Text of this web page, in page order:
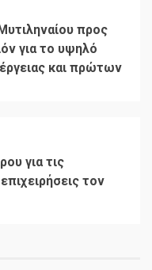
προς
για το υψηλό
και πρώτων
για τις
τον